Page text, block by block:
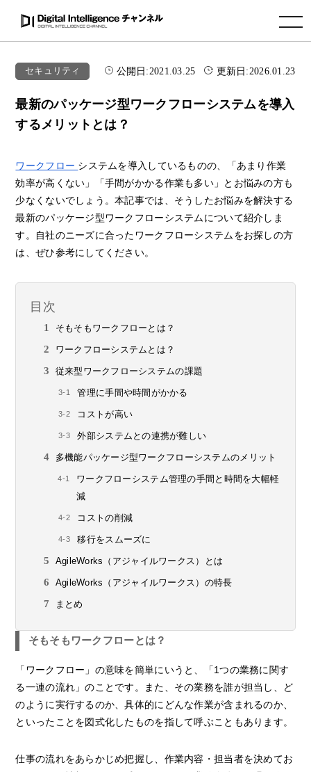
toggle navigation
セキュリティ 公開日:2021.03.25 更新日:2026.01.23
最新のパッケージ型ワークフローシステムを導入
するメリットとは？
ワークフロー システムを導入しているものの、「あまり作業
効率が高くない」「手間がかかる作業も多い」とお悩みの方も
少なくないでしょう。本記事では、そうしたお悩みを解決する
最新のパッケージ型ワークフローシステムについて紹介しま
す。自社のニーズに合ったワークフローシステムをお探しの方
は、ぜひ参考にしてください。
目次
そもそもワークフローとは？
ワークフローシステムとは？
従来型ワークフローシステムの課題
管理に手間や時間がかかる
コストが高い
外部システムとの連携が難しい
多機能パッケージ型ワークフローシステムのメリット
ワークフローシステム管理の手間と時間を大幅軽
減
コストの削減
移行をスムーズに
AgileWorks（アジャイルワークス）とは
AgileWorks（アジャイルワークス）の特長
まとめ
そもそもワークフローとは？
「ワークフロー」の意味を簡単にいうと、「1つの業務に関す
る一連の流れ」のことです。また、その業務を誰が担当し、ど
のように実行するのか、具体的にどんな作業が含まれるのか、
といったことを図式化したものを指して呼ぶこともあります。
仕事の流れをあらかじめ把握し、作業内容・担当者を決めてお